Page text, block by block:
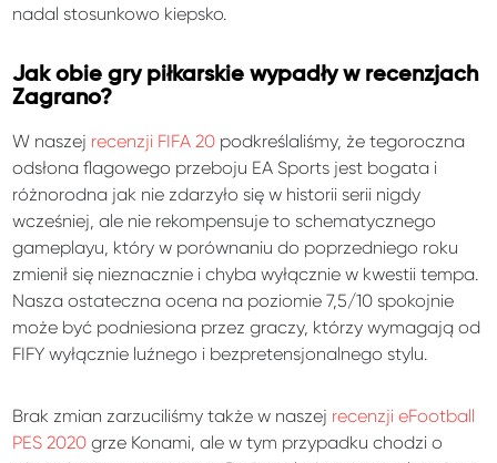
nadal stosunkowo kiepsko.
Jak obie gry piłkarskie wypadły w recenzjach
Zagrano?
W naszej recenzji FIFA 20 podkreślaliśmy, że tegoroczna
odsłona flagowego przeboju EA Sports jest bogata i
różnorodna jak nie zdarzyło się w historii serii nigdy
wcześniej, ale nie rekompensuje to schematycznego
gameplayu, który w porównaniu do poprzedniego roku
zmienił się nieznacznie i chyba wyłącznie w kwestii tempa.
Nasza ostateczna ocena na poziomie 7,5/10 spokojnie
może być podniesiona przez graczy, którzy wymagają od
FIFY wyłącznie luźnego i bezpretensjonalnego stylu.
Brak zmian zarzuciliśmy także w naszej recenzji eFootball
PES 2020 grze Konami, ale w tym przypadku chodzi o